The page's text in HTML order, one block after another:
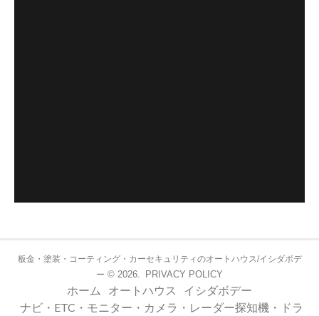
板金・塗装・コーティング・カーセキュリティのオートハウス/イシダボデ
ー © 2026. PRIVACY POLICY
ホーム オートハウス
イシダボデー
ナビ・ETC・モニター・カメラ・レーダー探知機・ドラ